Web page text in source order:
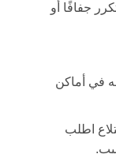
جفافًا أو
في أماكن
اطلب